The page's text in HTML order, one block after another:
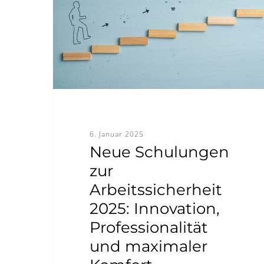
Arbeitssicherheit
2025:
Innovation,
Professionalität
maximaler
6. Januar 2025
Neue Schulungen
zur
Arbeitssicherheit
2025: Innovation,
Professionalität
und maximaler